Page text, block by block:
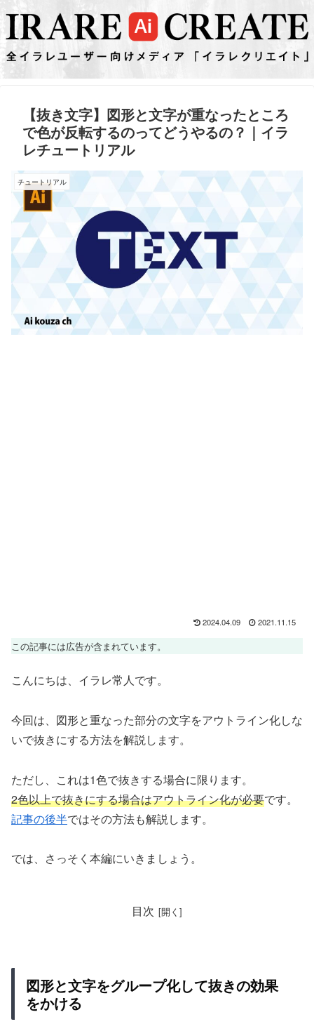
【抜き文字】図形と文字が重なったところ
で色が反転するのってどうやるの？｜イラ
レチュートリアル
チュートリアル
2024.04.09 2021.11.15
この記事には広告が含まれています。
こんにちは、イラレ常人です。
今回は、図形と重なった部分の文字をアウトライン化しな
いで抜きにする方法を解説します。
ただし、これは1色で抜きする場合に限ります。
2色以上で抜きにする場合はアウトライン化が必要です。
記事の後半ではその方法も解説します。
では、さっそく本編にいきましょう。
目次
図形と文字をグループ化して抜きの効果
をかける